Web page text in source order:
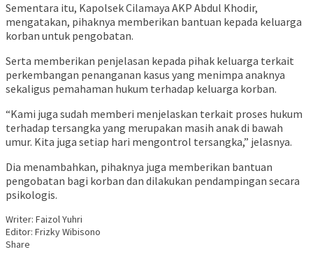
Sementara itu, Kapolsek Cilamaya AKP Abdul Khodir,
mengatakan, pihaknya memberikan bantuan kepada keluarga
korban untuk pengobatan.
Serta memberikan penjelasan kepada pihak keluarga terkait
perkembangan penanganan kasus yang menimpa anaknya
sekaligus pemahaman hukum terhadap keluarga korban.
“Kami juga sudah memberi menjelaskan terkait proses hukum
terhadap tersangka yang merupakan masih anak di bawah
umur. Kita juga setiap hari mengontrol tersangka,” jelasnya.
Dia menambahkan, pihaknya juga memberikan bantuan
pengobatan bagi korban dan dilakukan pendampingan secara
psikologis.
Writer: Faizol Yuhri
Editor: Frizky Wibisono
Share